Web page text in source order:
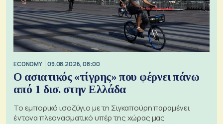
ECONOMY 09.08.2026, 08:00
Ο ασιατικός «τίγρης» που φέρνει πάνω
από 1 δισ. στην Ελλάδα
Το εμπορικό ισοζύγιο με τη Σιγκαπούρη παραμένει
έντονα πλεονασματικό υπέρ της χώρας μας